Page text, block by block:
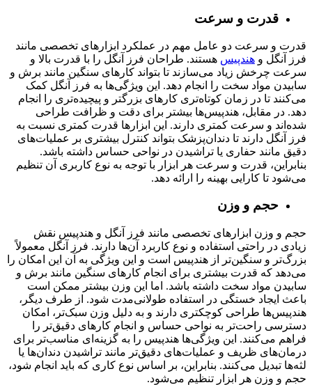
قدرت و سرعت
قدرت و سرعت دو عامل مهم در عملکرد ابزارهای تخصصی مانند
فرز آنگل و هندپیس هستند. طراحان فرز آنگل را با قدرت بالا و
سرعت چرخش زیاد می‌سازند تا بتواند کارهای سنگین مانند برش و
سابیدن مواد سخت را انجام دهد. این ویژگی‌ها به فرز آنگل کمک
می‌کنند تا در زمان کوتاه‌تری کارهای بزرگتر و پیچیده‌تری را انجام
دهد. در مقابل، هندپیس‌ها بیشتر برای دقت و ظرافت طراحی
شده‌اند و سرعت کمتری دارند. این ابزارها قدرت کمتری نسبت به
فرز آنگل دارند تا دندان‌پزشک بتواند کنترل بیشتری بر عملیات‌های
دقیق مانند حفاری یا تراشیدن در نواحی حساس داشته باشد.
بنابراین، قدرت و سرعت هر ابزار با توجه به نوع کاربری آن تنظیم
می‌شود تا کارایی بهینه را ارائه دهد.
حجم و وزن
حجم و وزن ابزارهای تخصصی مانند فرز آنگل و هندپیس نقش
زیادی در راحتی استفاده و نوع کاربرد آن‌ها دارند. فرز آنگل معمولاً
بزرگ‌تر و سنگین‌تر از هندپیس است و این ویژگی به آن این امکان را
می‌دهد که قدرت بیشتری برای انجام کارهای سنگین مانند برش و
سابیدن مواد سخت داشته باشد. اما این وزن بیشتر ممکن است
باعث ایجاد خستگی در استفاده طولانی‌مدت شود. از طرف دیگر،
هندپیس‌ها طراحی کوچکتری دارند و به دلیل وزن سبک‌تر، امکان
دسترسی راحت‌تر به نواحی حساس و انجام کارهای دقیق‌تر را
فراهم می‌کنند. این ویژگی‌ها هندپیس را به گزینه‌ای مناسب‌تر برای
درمان‌های ظریف و عملیات‌های دقیق‌تر مانند تراشیدن دندان‌ها یا
لثه‌ها تبدیل می‌کنند. بنابراین، بر اساس نوع کاری که باید انجام شود،
حجم و وزن هر ابزار تنظیم می‌شود.